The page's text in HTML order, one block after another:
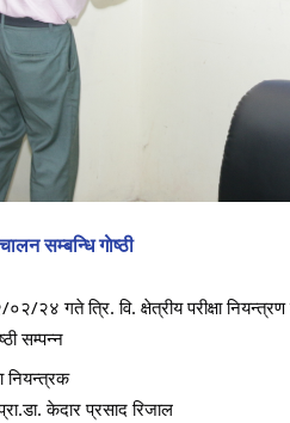
सम्बन्धि गाेष्ठी
२४ गते त्रि. वि. क्षेत्रीय परीक्षा नियन्त्रण
सम्पन्न
नियन्त्रक
केदार प्रसाद रिजाल